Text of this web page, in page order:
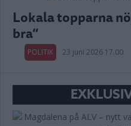
Lokala topparna
bra”
POLITIK 23 juni 2026 17.00